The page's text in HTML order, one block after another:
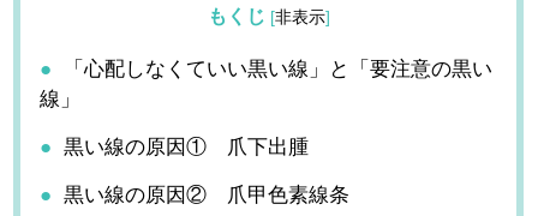
もくじ [非表示]
「心配しなくていい黒い線」と「要注意の黒い
線」
黒い線の原因① 爪下出腫
黒い線の原因② 爪甲色素線条